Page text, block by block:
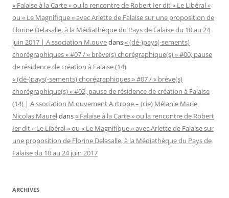
« Falaise à la Carte » ou la rencontre de Robert Ier dit « Le Libéral »
ou « Le Magnifique » avec Arlette de Falaise sur une proposition de
Florine Delasalle, à la Médiathèque du Pays de Falaise du 10 au 24
juin 2017 | A.ssociation M.ouvedans« (dé-)pays(-sements)
chorégraphiques » #07 / « brève(s) chorégraphique(s) » #00, pause
de résidence de création à Falaise (14)
« (dé-)pays(-sements) chorégraphiques » #07 / « brève(s)
chorégraphique(s) » #02, pause de résidence de création à Falaise
(14) | A.ssociation M.ouvement A.rtrope – (cie) Mélanie Marie
Nicolas Maureldans« Falaise à la Carte » ou la rencontre de Robert
Ier dit « Le Libéral » ou « Le Magnifique » avec Arlette de Falaise sur
une proposition de Florine Delasalle, à la Médiathèque du Pays de
Falaise du 10 au 24 juin 2017
ARCHIVES